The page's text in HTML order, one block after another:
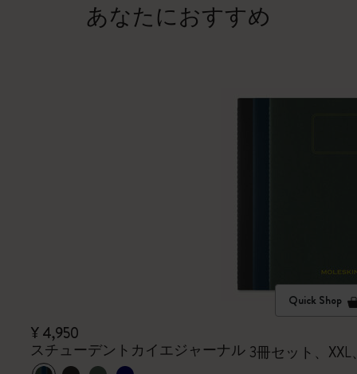
あなたにおすすめ
Quick Shop
¥ 4,950
スチューデントカイエジャーナル 3冊セット、